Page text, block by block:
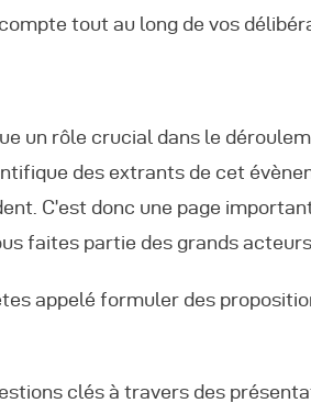
tout au long de vos
un rôle crucial dans le
des extrants de cet
C’est donc une page
faites partie des grands
appelé formuler des
clés à travers des